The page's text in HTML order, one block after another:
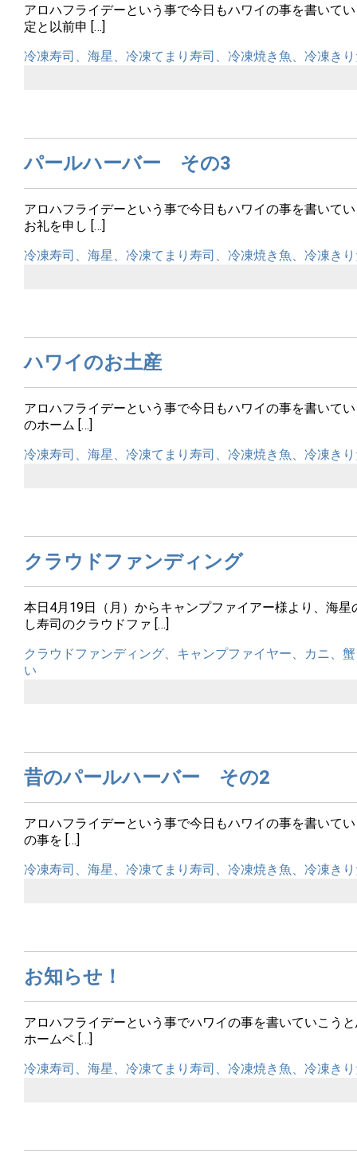
アロハフライデーという事で今日もハワイの事を書いて
定と以前申 […]
冷凍寿司、海星、冷凍てまり寿司、冷凍焼き魚、冷凍き
パールハーバー その3
アロハフライデーという事で今日もハワイの事を書いて
お礼を申し […]
冷凍寿司、海星、冷凍てまり寿司、冷凍焼き魚、冷凍き
ハワイのお土産
アロハフライデーという事で今日もハワイの事を書いて
のホーム […]
冷凍寿司、海星、冷凍てまり寿司、冷凍焼き魚、冷凍き
クラウドファンディング
本日4月19日（月）からキャンプファイアー様より、海星
し寿司のクラウドファ […]
クラウドファンディング、キャンプファイヤー、カニ、
い
昔のパールハーバー その2
アロハフライデーという事で今日もハワイの事を書いて
の事を […]
冷凍寿司、海星、冷凍てまり寿司、冷凍焼き魚、冷凍き
お知らせ！
アロハフライデーという事でハワイの事を書いていこう
ホームペ […]
冷凍寿司、海星、冷凍てまり寿司、冷凍焼き魚、冷凍き